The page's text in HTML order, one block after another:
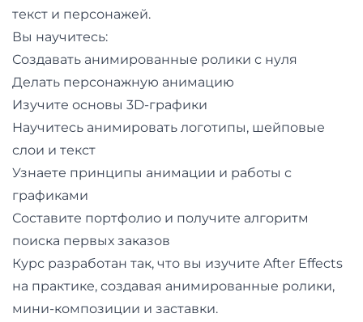
текст и персонажей.
Вы научитесь:
Создавать анимированные ролики с нуля
Делать персонажную анимацию
Изучите основы 3D-графики
Научитесь анимировать логотипы, шейповые
слои и текст
Узнаете принципы анимации и работы с
графиками
Составите портфолио и получите алгоритм
поиска первых заказов
Курс разработан так, что вы изучите After Effects
на практике, создавая анимированные ролики,
мини-композиции и заставки.
Репетиторы
Тесты
на
профориентацию